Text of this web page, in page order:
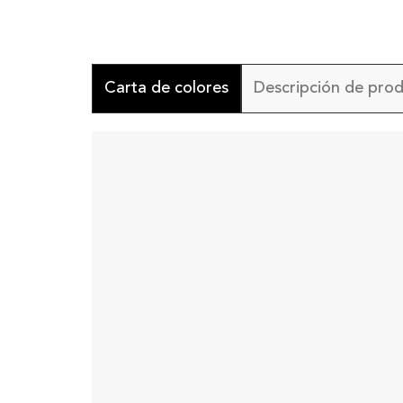
Carta de colores Descripción de